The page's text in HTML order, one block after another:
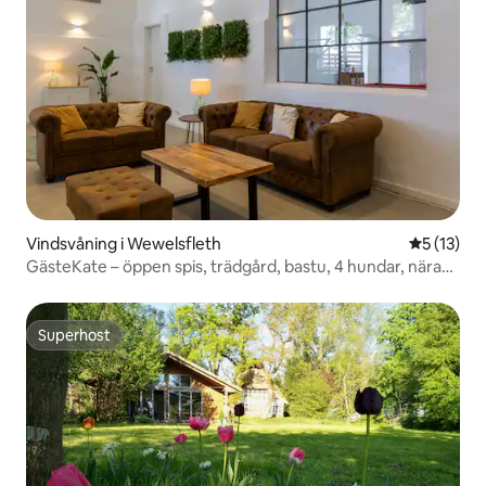
Vindsvåning i Wewelsfleth 5 av 5 i
5 (13)
GästeKate – öppen spis, trädgård, bastu, 4 hundar, nära
Superhost
Superhost